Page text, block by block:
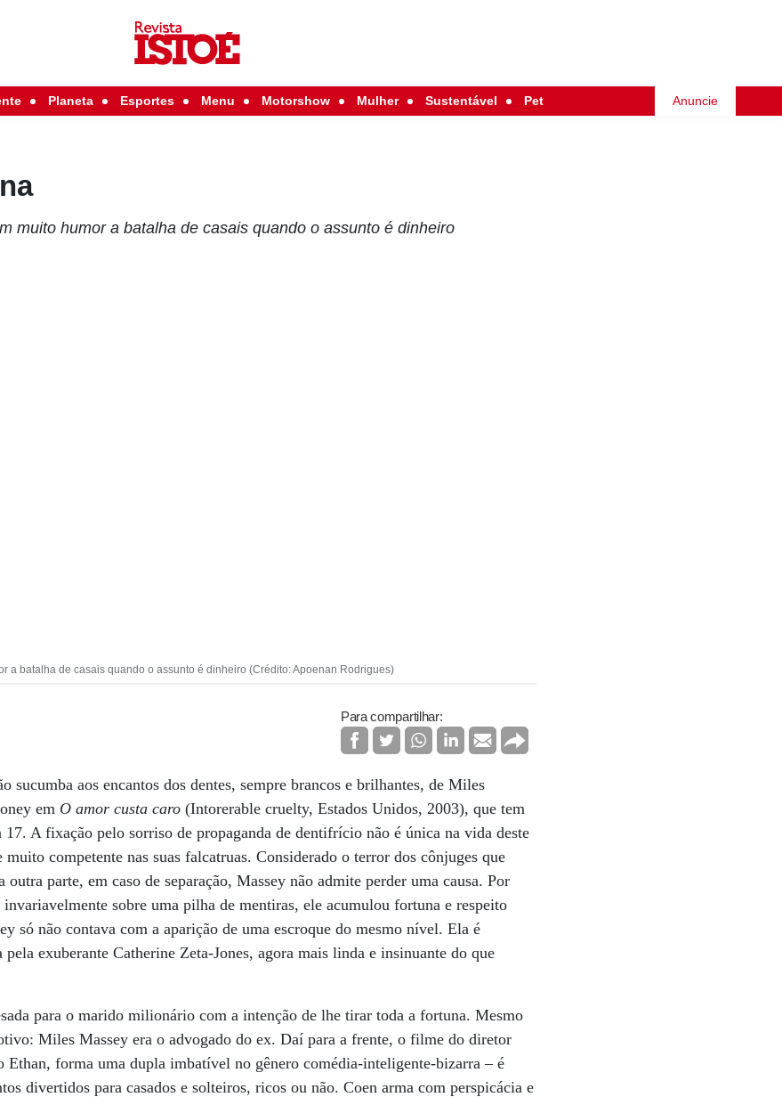
Planeta Esportes Menu Motorshow Mulher Sustentável Pet Anuncie
muito humor a batalha de casais quando o assunto é dinheiro
a batalha de casais quando o assunto é dinheiro (Crédito: Apoenan Rodrigues)
Para compartilhar:
sucumba aos encantos dos dentes, sempre brancos e brilhantes, de Miles
em O amor custa caro (Intorerable cruelty, Estados Unidos, 2003), que tem
17. A fixação pelo sorriso de propaganda de dentifrício não é única na vida deste
competente nas suas falcatruas. Considerado o terror dos cônjuges que
parte, em caso de separação, Massey não admite perder uma causa. Por
invariavelmente sobre uma pilha de mentiras, ele acumulou fortuna e respeito
só não contava com a aparição de uma escroque do mesmo nível. Ela é
exuberante Catherine Zeta-Jones, agora mais linda e insinuante do que
para o marido milionário com a intenção de lhe tirar toda a fortuna. Mesmo
Miles Massey era o advogado do ex. Daí para a frente, o filme do diretor
Ethan, forma uma dupla imbatível no gênero comédia-inteligente-bizarra – é
divertidos para casados e solteiros, ricos ou não. Coen arma com perspicácia e